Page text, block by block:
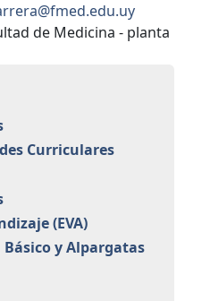
Curriculares
(EVA)
y Alpargatas
de Medicina - planta